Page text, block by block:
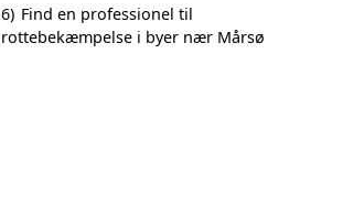
6) Find en professionel til
rottebekæmpelse i byer nær Mårsø